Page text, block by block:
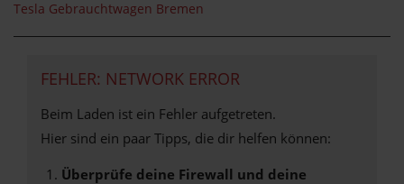
Tesla Gebrauchtwagen Bremen
FEHLER: NETWORK ERROR
Beim Laden ist ein Fehler aufgetreten.
Hier sind ein paar Tipps, die dir helfen können:
Überprüfe deine Firewall und deine